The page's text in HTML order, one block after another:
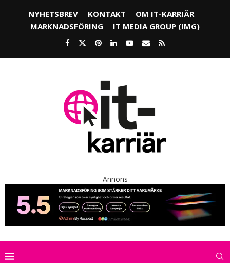
NYHETSBREV KONTAKT
OM IT-KARRIÄR
MARKNADSFÖRING
IT MEDIA GROUP (IMG)
Annons